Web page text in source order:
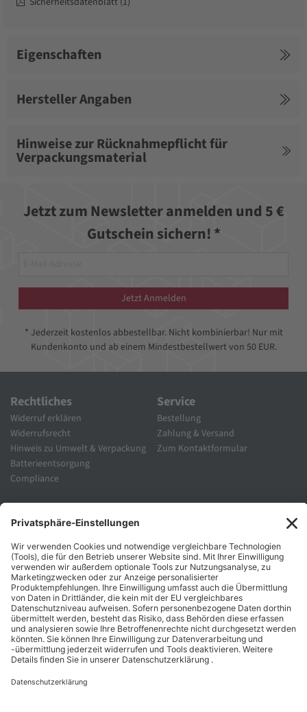
Eigenschaften
Hersteller Angaben
Hinweise zur Rücknahmepflicht für
Verpackungsmaterial
Jetzt zum Newsletter anmelden und 5 €
Gutschein sichern! *
Jetzt Anmelden
* Jederzeit kostenlos abbestellbar. Nicht kombinierbar! Nur mit
Kundenkonto und ab einem Mindestbestellwert von 50 EUR.
Rechtliches
Widerruf erklären
Widerrufsrecht
Hinweis zu Umwelt & Verpackung
Batterieentsorgung
Compliance
Service
Bestellung
Zahlung & Versand
Zum Kontaktformular
Unternehmen
Karriere
Zahlungsarten
Schnelle Lieferung